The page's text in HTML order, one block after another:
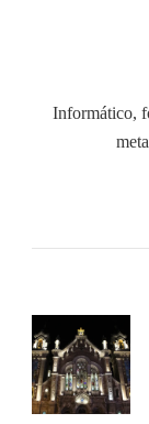
Informático,
de